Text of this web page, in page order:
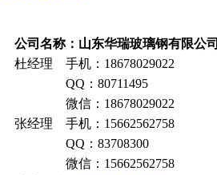
公司名称：山东华瑞玻璃钢有限公司
杜经理 手机：18678029022
QQ：80711495
微信：18678029022
张经理 手机：15662562758
QQ：83708300
微信：15662562758